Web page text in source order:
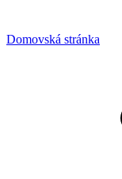
Domovská stránka